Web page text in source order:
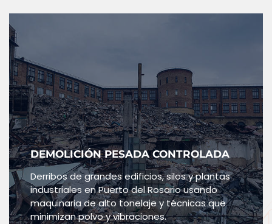
DEMOLICIÓN PESADA CONTROLADA
Derribos de grandes edificios, silos y plantas
industriales en Puerto del Rosario usando
maquinaria de alto tonelaje y técnicas que
minimizan polvo y vibraciones.